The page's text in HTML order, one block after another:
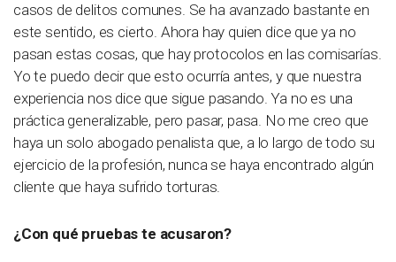
casos de delitos comunes. Se ha avanzado bastante en
este sentido, es cierto. Ahora hay quien dice que ya no
pasan estas cosas, que hay protocolos en las comisarías.
Yo te puedo decir que esto ocurría antes, y que nuestra
experiencia nos dice que sigue pasando. Ya no es una
práctica generalizable, pero pasar, pasa. No me creo que
haya un solo abogado penalista que, a lo largo de todo su
ejercicio de la profesión, nunca se haya encontrado algún
cliente que haya sufrido torturas.
¿Con qué pruebas te acusaron?